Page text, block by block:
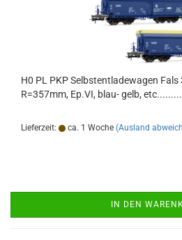
H0 PL PKP Selbstentladewagen Fals
R=357mm, Ep.VI, blau- gelb,
Lieferzeit: ca. 1 Woche (Ausland
IN DEN